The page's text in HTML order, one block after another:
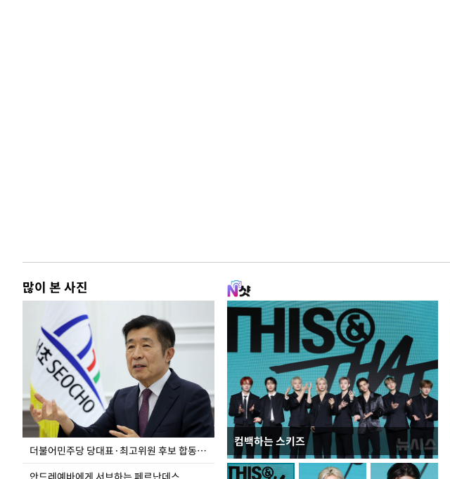
많이 본 사진
더불어민주당 당대표·최고위원 후보 합동연설회
안드레예바에게 서브하는 페르난데스
컴백하는 스키즈
이 대통령, 국가폭력 피해자에 위로·사과…"국가
가 책임지고 치유"